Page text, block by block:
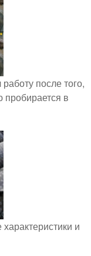
после того,
пробирается в
и